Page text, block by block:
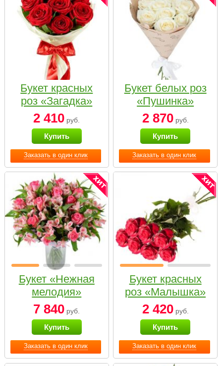
Заказать в один клик
Букет красных
роз «Загадка»
2 410 руб.
Купить
Заказать в один клик
Букет белых роз
«Пушинка»
2 870руб.
Купить
Заказать в один клик
Букет «Нежная
мелодия»
7 840 руб.
Купить
Заказать в один клик
Букет красных
роз «Малышка»
2 420руб.
Купить